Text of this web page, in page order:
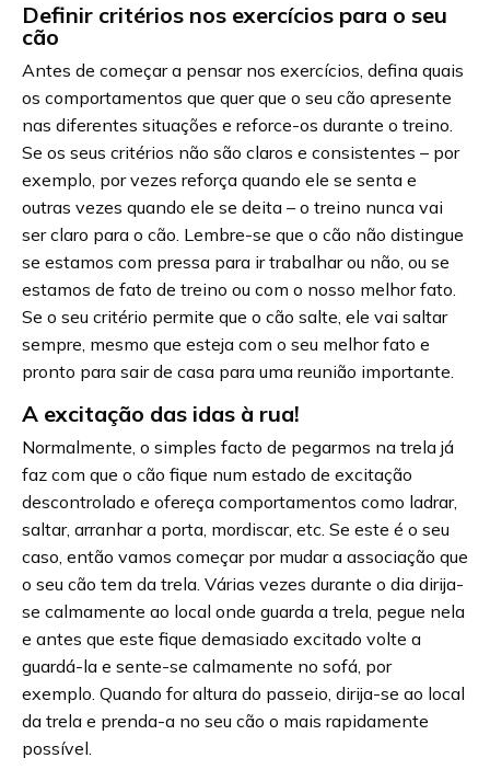
Definir critérios nos exercícios para o seu
cão
Antes de começar a pensar nos exercícios, defina quais
os comportamentos que quer que o seu cão apresente
nas diferentes situações e reforce-os durante o treino.
Se os seus critérios não são claros e consistentes – por
exemplo, por vezes reforça quando ele se senta e
outras vezes quando ele se deita – o treino nunca vai
ser claro para o cão. Lembre-se que o cão não distingue
se estamos com pressa para ir trabalhar ou não, ou se
estamos de fato de treino ou com o nosso melhor fato.
Se o seu critério permite que o cão salte, ele vai saltar
sempre, mesmo que esteja com o seu melhor fato e
pronto para sair de casa para uma reunião importante.
A excitação das idas à rua!
Normalmente, o simples facto de pegarmos na trela já
faz com que o cão fique num estado de excitação
descontrolado e ofereça comportamentos como ladrar,
saltar, arranhar a porta, mordiscar, etc. Se este é o seu
caso, então vamos começar por mudar a associação que
o seu cão tem da trela. Várias vezes durante o dia dirija-
se calmamente ao local onde guarda a trela, pegue nela
e antes que este fique demasiado excitado volte a
guardá-la e sente-se calmamente no sofá, por
exemplo. Quando for altura do passeio, dirija-se ao local
da trela e prenda-a no seu cão o mais rapidamente
possível.